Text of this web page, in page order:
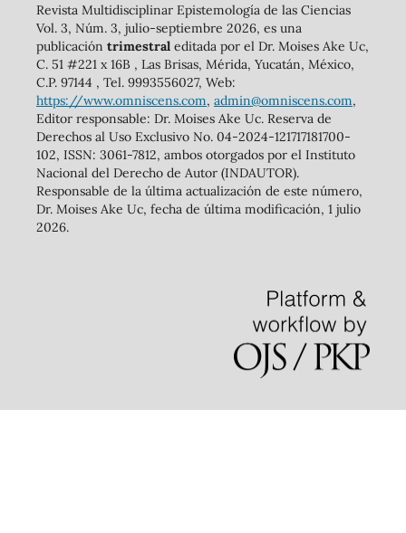
Revista Multidisciplinar Epistemología de las Ciencias
Vol. 3, Núm. 3, julio-septiembre 2026, es una
publicación trimestraleditada por el Dr. Moises Ake Uc,
C. 51 #221 x 16B , Las Brisas, Mérida, Yucatán, México,
C.P. 97144 , Tel. 9993556027, Web:
https://www.omniscens.com, admin@omniscens.com,
Editor responsable: Dr. Moises Ake Uc. Reserva de
Derechos al Uso Exclusivo No. 04-2024-121717181700-
102, ISSN: 3061-7812, ambos otorgados por el Instituto
Nacional del Derecho de Autor (INDAUTOR).
Responsable de la última actualización de este número,
Dr. Moises Ake Uc, fecha de última modificación, 1 julio
2026.